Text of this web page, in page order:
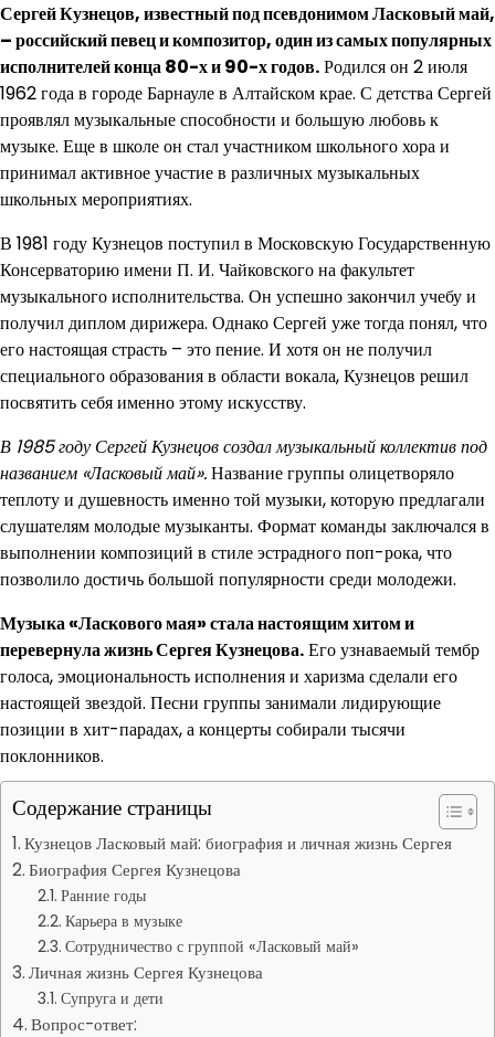
Сергей Кузнецов, известный под псевдонимом Ласковый май,
– российский певец и композитор, один из самых популярных
исполнителей конца 80-х и 90-х годов.Родился он 2 июля
1962 года в городе Барнауле в Алтайском крае. С детства Сергей
проявлял музыкальные способности и большую любовь к
музыке. Еще в школе он стал участником школьного хора и
принимал активное участие в различных музыкальных
школьных мероприятиях.
В 1981 году Кузнецов поступил в Московскую Государственную
Консерваторию имени П. И. Чайковского на факультет
музыкального исполнительства. Он успешно закончил учебу и
получил диплом дирижера. Однако Сергей уже тогда понял, что
его настоящая страсть – это пение. И хотя он не получил
специального образования в области вокала, Кузнецов решил
посвятить себя именно этому искусству.
В 1985 году Сергей Кузнецов создал музыкальный коллектив под
названием «Ласковый май».Название группы олицетворяло
теплоту и душевность именно той музыки, которую предлагали
слушателям молодые музыканты. Формат команды заключался в
выполнении композиций в стиле эстрадного поп-рока, что
позволило достичь большой популярности среди молодежи.
Музыка «Ласкового мая» стала настоящим хитом и
перевернула жизнь Сергея Кузнецова.Его узнаваемый тембр
голоса, эмоциональность исполнения и харизма сделали его
настоящей звездой. Песни группы занимали лидирующие
позиции в хит-парадах, а концерты собирали тысячи
поклонников.
Содержание страницы
Кузнецов Ласковый май: биография и личная жизнь Сергея
Биография Сергея Кузнецова
Ранние годы
Карьера в музыке
Сотрудничество с группой «Ласковый май»
Личная жизнь Сергея Кузнецова
Супруга и дети
Вопрос-ответ: